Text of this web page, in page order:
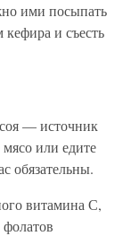
ими посыпать
и съесть
— источник
или едите
обязательны.
витамина С,